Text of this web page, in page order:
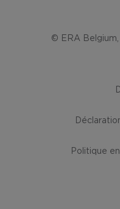
© ERA
Politique